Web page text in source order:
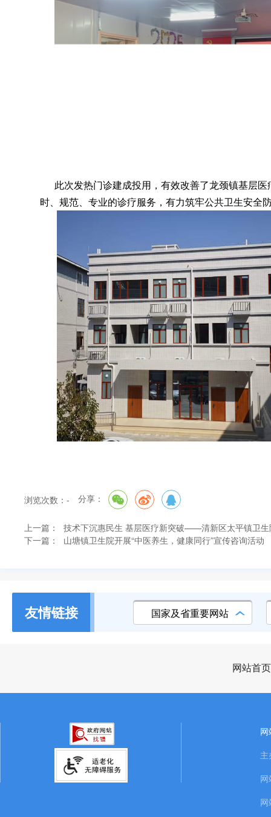
此次发热门诊建成投用 ， 有效改善了龙颈镇基层
时、规范、专业的诊疗服务 ， 有力筑牢公共卫生安全
浏览次数： - 分享：
上一篇：
技术下沉惠民生 基层医疗新突破——清新区太平镇卫
下一篇：
山塘镇卫生院开展“中医养生，健康同行”宣传咨询活动
友情链接 国家及省重要网站
网站首页